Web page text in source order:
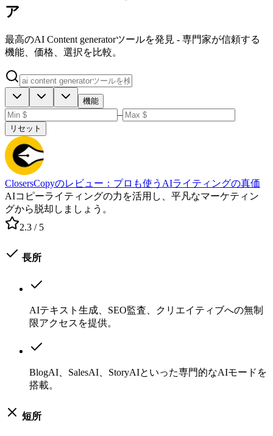
ア
最高のAI Content generatorツールを発見 - 専門家が信頼する
機能、価格、選択を比較。
機能
–
リセット
ClosersCopyのレビュー：プロも使うAIライティングの真価
AIコピーライティングの力を活用し、平凡なマーケティン
グから脱却しましょう。
2.3 / 5
長所
AIテキスト生成、SEO監査、クリエイティブへの無制
限アクセスを提供。
BlogAI、SalesAI、StoryAIといった専門的なAIモードを
搭載。
短所